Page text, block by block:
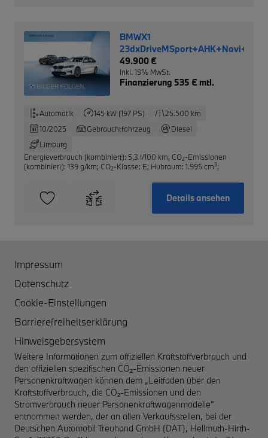
BMWX1
49.900 €
inkl. 19% MwSt.
Finanzierung 535 € mtl.
Automatik 145 kW (197 PS)
25.500 km
10/2025
Gebrauchtfahrzeug
Diesel
Limburg
Energieverbrauch (kombiniert): 5,3 l/100 km; CO2-Emissionen
(kombiniert): 139 g/km; CO2-Klasse: E; Hubraum: 1.995 cm3;
Details ansehen
Impressum
Datenschutz
Cookie-Einstellungen
Barrierefreiheitserklärung
Hinweisgebersystem
Weitere Informationen zum offiziellen Kraftstoffverbrauch und
den offiziellen spezifischen CO₂-Emissionen neuer
Personenkraftwagen können dem „Leitfaden über den
Kraftstoffverbrauch, die CO₂-Emissionen und den
Stromverbrauch neuer Personenkraftwagenmodelle“
entnommen werden, der an allen Verkaufsstellen, bei der
Deutschen Automobil Treuhand GmbH (DAT), Hellmuth-Hirth-